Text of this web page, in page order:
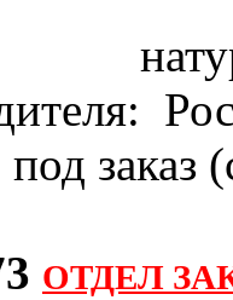
заказ
ОТДЕЛ